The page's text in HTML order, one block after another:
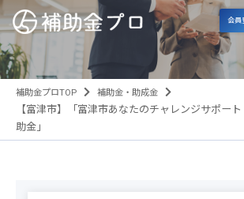
会員
補助金プロTOP 補助金・助成金
【富津市】「富津市あなたのチャレンジサポー
助金」